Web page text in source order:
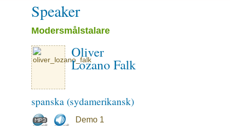
Speaker
Modersmålstalare
Oliver
Lozano Falk
spanska (sydamerikansk)
Demo 1